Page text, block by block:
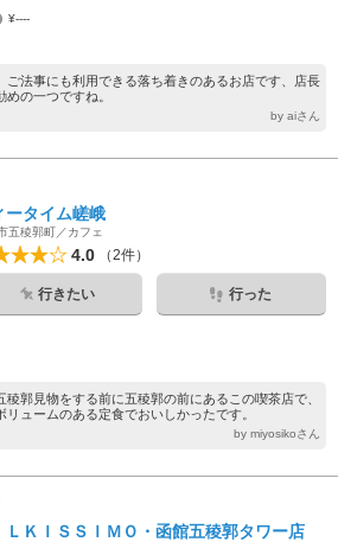
¥----
ご法事にも利用できる落ち着きのあるお店です、店長
の一つですね。
by aiさん
ータイム嵯峨
五稜郭町／カフェ
4.0 （2件）
行きたい 行った
郭見物をする前に五稜郭の前にあるこの喫茶店で、
ュームのある定食でおいしかったです。
by miyosikoさん
ＬＫＩＳＳＩＭＯ・函館五稜郭タワー店